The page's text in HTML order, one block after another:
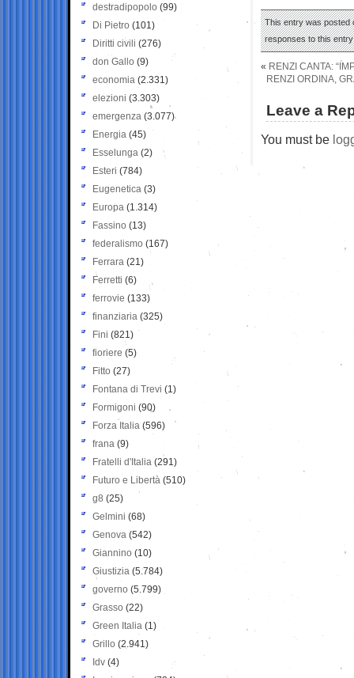
This entry was posted
responses to this
« RENZI CANTA:
RENZI ORDINA,
Leave a
You must be
destradipopolo (99)
Di Pietro (101)
Diritti civili (276)
don Gallo (9)
economia (2.331)
elezioni (3.303)
emergenza (3.077)
Energia (45)
Esselunga (2)
Esteri (784)
Eugenetica (3)
Europa (1.314)
Fassino (13)
federalismo (167)
Ferrara (21)
Ferretti (6)
ferrovie (133)
finanziaria (325)
Fini (821)
fioriere (5)
Fitto (27)
Fontana di Trevi (1)
Formigoni (90)
Forza Italia (596)
frana (9)
Fratelli d'Italia (291)
Futuro e Libertà (510)
g8 (25)
Gelmini (68)
Genova (542)
Giannino (10)
Giustizia (5.784)
governo (5.799)
Grasso (22)
Green Italia (1)
Grillo (2.941)
Idv (4)